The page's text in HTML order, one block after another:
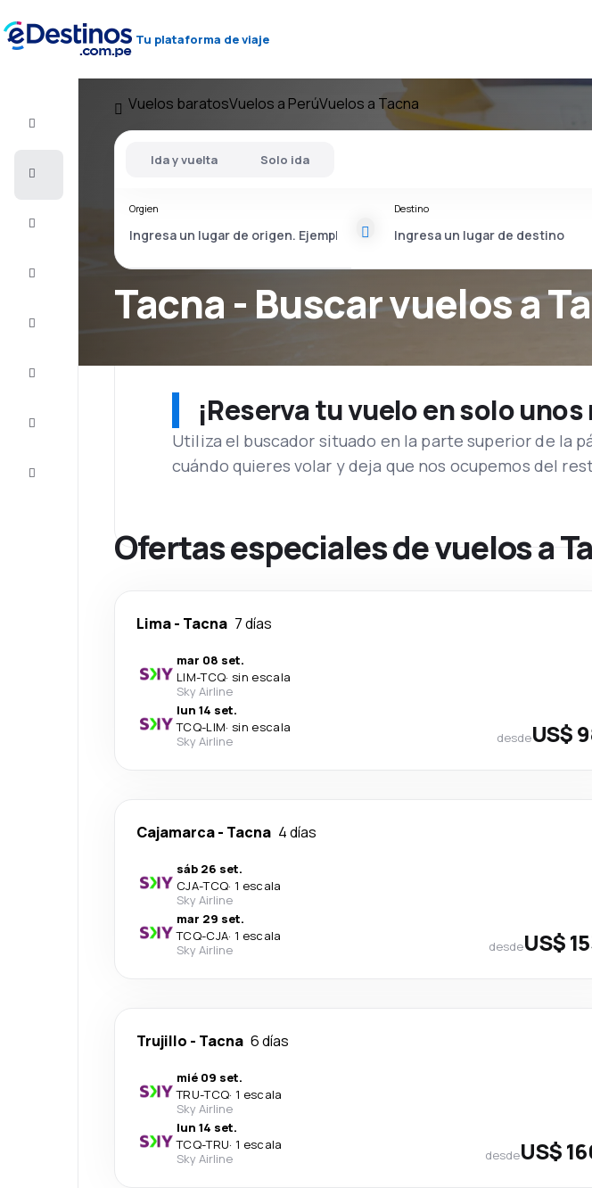
Tu plataforma de viaje
Completa
Vuelos baratosVuelos a PerúVuelos a Tacna
Tacna - Buscar vuelos a
Ida y vuelta Solo ida
Orgien Destino
¡Reserva tu vuelo en solo
Utiliza el buscador situado en la parte superior de la
cuándo quieres volar y deja que nos ocupemos del
Ofertas especiales de vuelos a
Lima- Tacna 7 días
mar 08 set.
LIM-TCQ· sin escala
Sky Airline
lun 14 set.
TCQ-LIM· sin escala
Sky Airline
desdeUS$
Cajamarca- Tacna 4 días
sáb 26 set.
CJA-TCQ· 1 escala
Sky Airline
mar 29 set.
TCQ-CJA· 1 escala
Sky Airline
desdeUS$
Trujillo - Tacna 6 días
mié 09 set.
TRU-TCQ· 1 escala
Sky Airline
lun 14 set.
TCQ-TRU· 1 escala
Sky Airline
desdeUS$